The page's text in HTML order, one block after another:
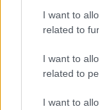
I want to
related to
I want to
related to
I want to